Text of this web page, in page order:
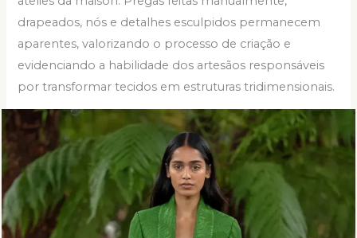
drapeados, nós e detalhes esculpidos permanecem
aparentes, valorizando o processo de criação e
evidenciando a habilidade dos artesãos responsáveis
por transformar tecidos em estruturas tridimensionais.